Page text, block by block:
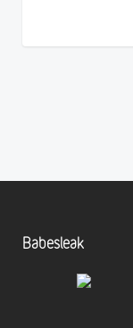
Babesleak